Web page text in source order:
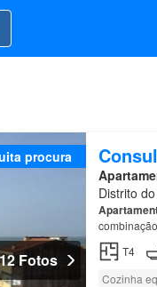
procura
Fotos
Distrito
inferior
T4
Cozinha